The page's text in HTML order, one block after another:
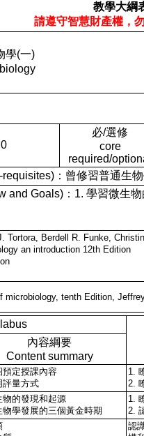
教學大綱
請遵守智慧財產權，
學(一)
必/選修
core
required/
：曾修習普通生
and Goals)：1. 學習微生
Tortora, Berdell R. Funke,
an introduction 12th Edition
microbiology, tenth Edition,
內容綱要
Content summary
預定授課內容
評量方式
1.
2.
物的發現和起源
物學發展的三個黃金時期
1.
2.
認